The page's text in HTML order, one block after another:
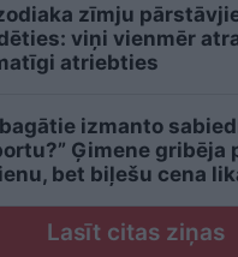
zīmju
viņi vienmēr
atriebties
izmanto
Ģimene gribēja
bet biļešu cena
Lasīt citas ziņas